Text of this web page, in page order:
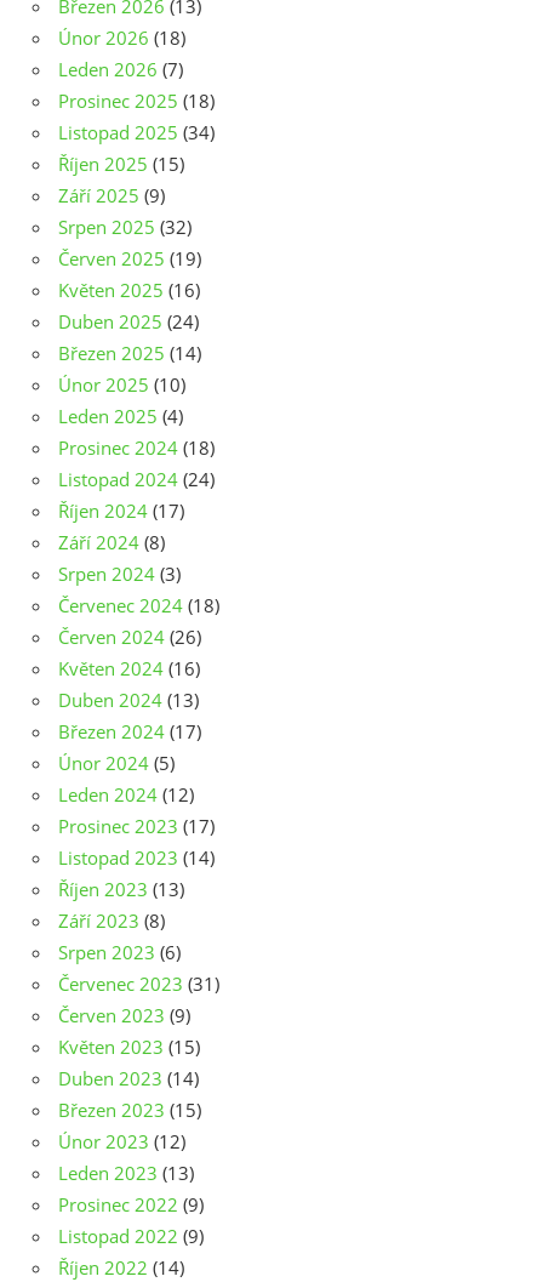
Březen 2026 (13)
Únor 2026 (18)
Leden 2026 (7)
Prosinec 2025 (18)
Listopad 2025 (34)
Říjen 2025 (15)
Září 2025 (9)
Srpen 2025 (32)
Červen 2025 (19)
Květen 2025 (16)
Duben 2025 (24)
Březen 2025 (14)
Únor 2025 (10)
Leden 2025 (4)
Prosinec 2024 (18)
Listopad 2024 (24)
Říjen 2024 (17)
Září 2024 (8)
Srpen 2024 (3)
Červenec 2024 (18)
Červen 2024 (26)
Květen 2024 (16)
Duben 2024 (13)
Březen 2024 (17)
Únor 2024 (5)
Leden 2024 (12)
Prosinec 2023 (17)
Listopad 2023 (14)
Říjen 2023 (13)
Září 2023 (8)
Srpen 2023 (6)
Červenec 2023 (31)
Červen 2023 (9)
Květen 2023 (15)
Duben 2023 (14)
Březen 2023 (15)
Únor 2023 (12)
Leden 2023 (13)
Prosinec 2022 (9)
Listopad 2022 (9)
Říjen 2022 (14)